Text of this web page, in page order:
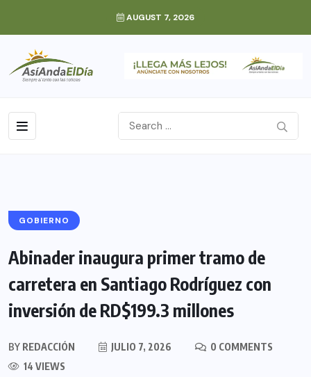
AUGUST 7, 2026
GOBIERNO
Abinader inaugura primer tramo de
carretera en Santiago Rodríguez con
inversión de RD$199.3 millones
BY REDACCIÓN JULIO 7, 2026
0 COMMENTS
14 VIEWS